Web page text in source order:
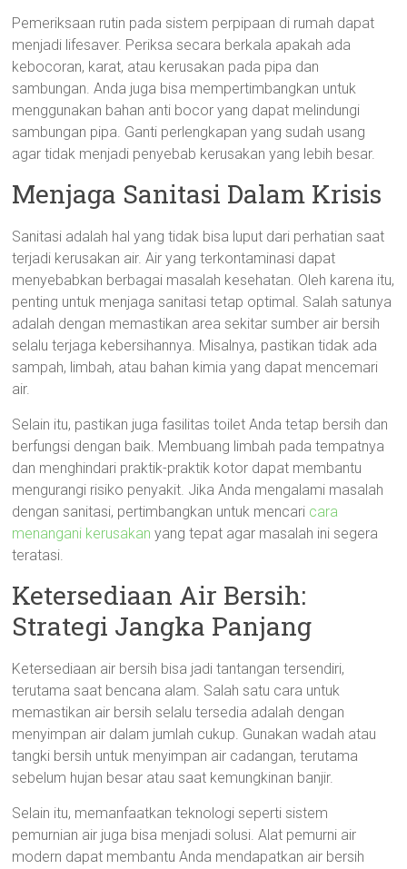
Pemeriksaan rutin pada sistem perpipaan di rumah dapat
menjadi lifesaver. Periksa secara berkala apakah ada
kebocoran, karat, atau kerusakan pada pipa dan
sambungan. Anda juga bisa mempertimbangkan untuk
menggunakan bahan anti bocor yang dapat melindungi
sambungan pipa. Ganti perlengkapan yang sudah usang
agar tidak menjadi penyebab kerusakan yang lebih besar.
Menjaga Sanitasi Dalam Krisis
Sanitasi adalah hal yang tidak bisa luput dari perhatian saat
terjadi kerusakan air. Air yang terkontaminasi dapat
menyebabkan berbagai masalah kesehatan. Oleh karena itu,
penting untuk menjaga sanitasi tetap optimal. Salah satunya
adalah dengan memastikan area sekitar sumber air bersih
selalu terjaga kebersihannya. Misalnya, pastikan tidak ada
sampah, limbah, atau bahan kimia yang dapat mencemari
air.
Selain itu, pastikan juga fasilitas toilet Anda tetap bersih dan
berfungsi dengan baik. Membuang limbah pada tempatnya
dan menghindari praktik-praktik kotor dapat membantu
mengurangi risiko penyakit. Jika Anda mengalami masalah
dengan sanitasi, pertimbangkan untuk mencari cara
menangani kerusakan yang tepat agar masalah ini segera
teratasi.
Ketersediaan Air Bersih:
Strategi Jangka Panjang
Ketersediaan air bersih bisa jadi tantangan tersendiri,
terutama saat bencana alam. Salah satu cara untuk
memastikan air bersih selalu tersedia adalah dengan
menyimpan air dalam jumlah cukup. Gunakan wadah atau
tangki bersih untuk menyimpan air cadangan, terutama
sebelum hujan besar atau saat kemungkinan banjir.
Selain itu, memanfaatkan teknologi seperti sistem
pemurnian air juga bisa menjadi solusi. Alat pemurni air
modern dapat membantu Anda mendapatkan air bersih